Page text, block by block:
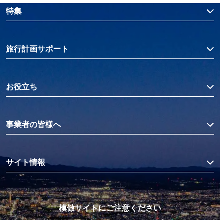
特集
旅行計画サポート
お役立ち
事業者の皆様へ
サイト情報
模倣サイトにご注意ください